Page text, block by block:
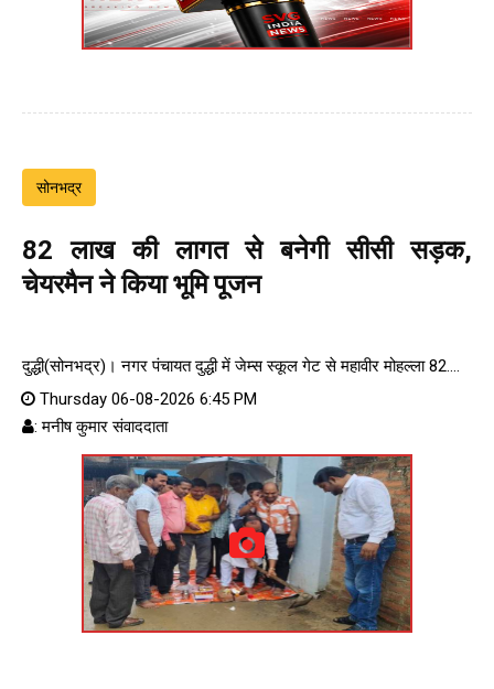
सोनभद्र
82 लाख की लागत से बनेगी सीसी सड़क,
चेयरमैन ने किया भूमि पूजन
दुद्धी(सोनभद्र)। नगर पंचायत दुद्धी में जेम्स स्कूल गेट से महावीर मोहल्ला 82....
Thursday 06-08-2026 6:45 PM
: मनीष कुमार संवाददाता